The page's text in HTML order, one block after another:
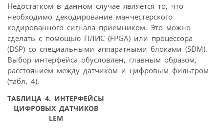
Недостатком в данном случае является то, что
необходимо декодирование манчестерского
кодированного сигнала приемником. Это можно
сделать с помощью ПЛИС (FPGA) или процессора
(DSP) со специальными аппаратными блоками (SDM).
Выбор интерфейса обусловлен, главным образом,
расстоянием между датчиком и цифровым фильтром
(табл. 4).
ТАБЛИЦА 4. ИНТЕРФЕЙСЫ
ЦИФРОВЫХ ДАТЧИКОВ
LEM